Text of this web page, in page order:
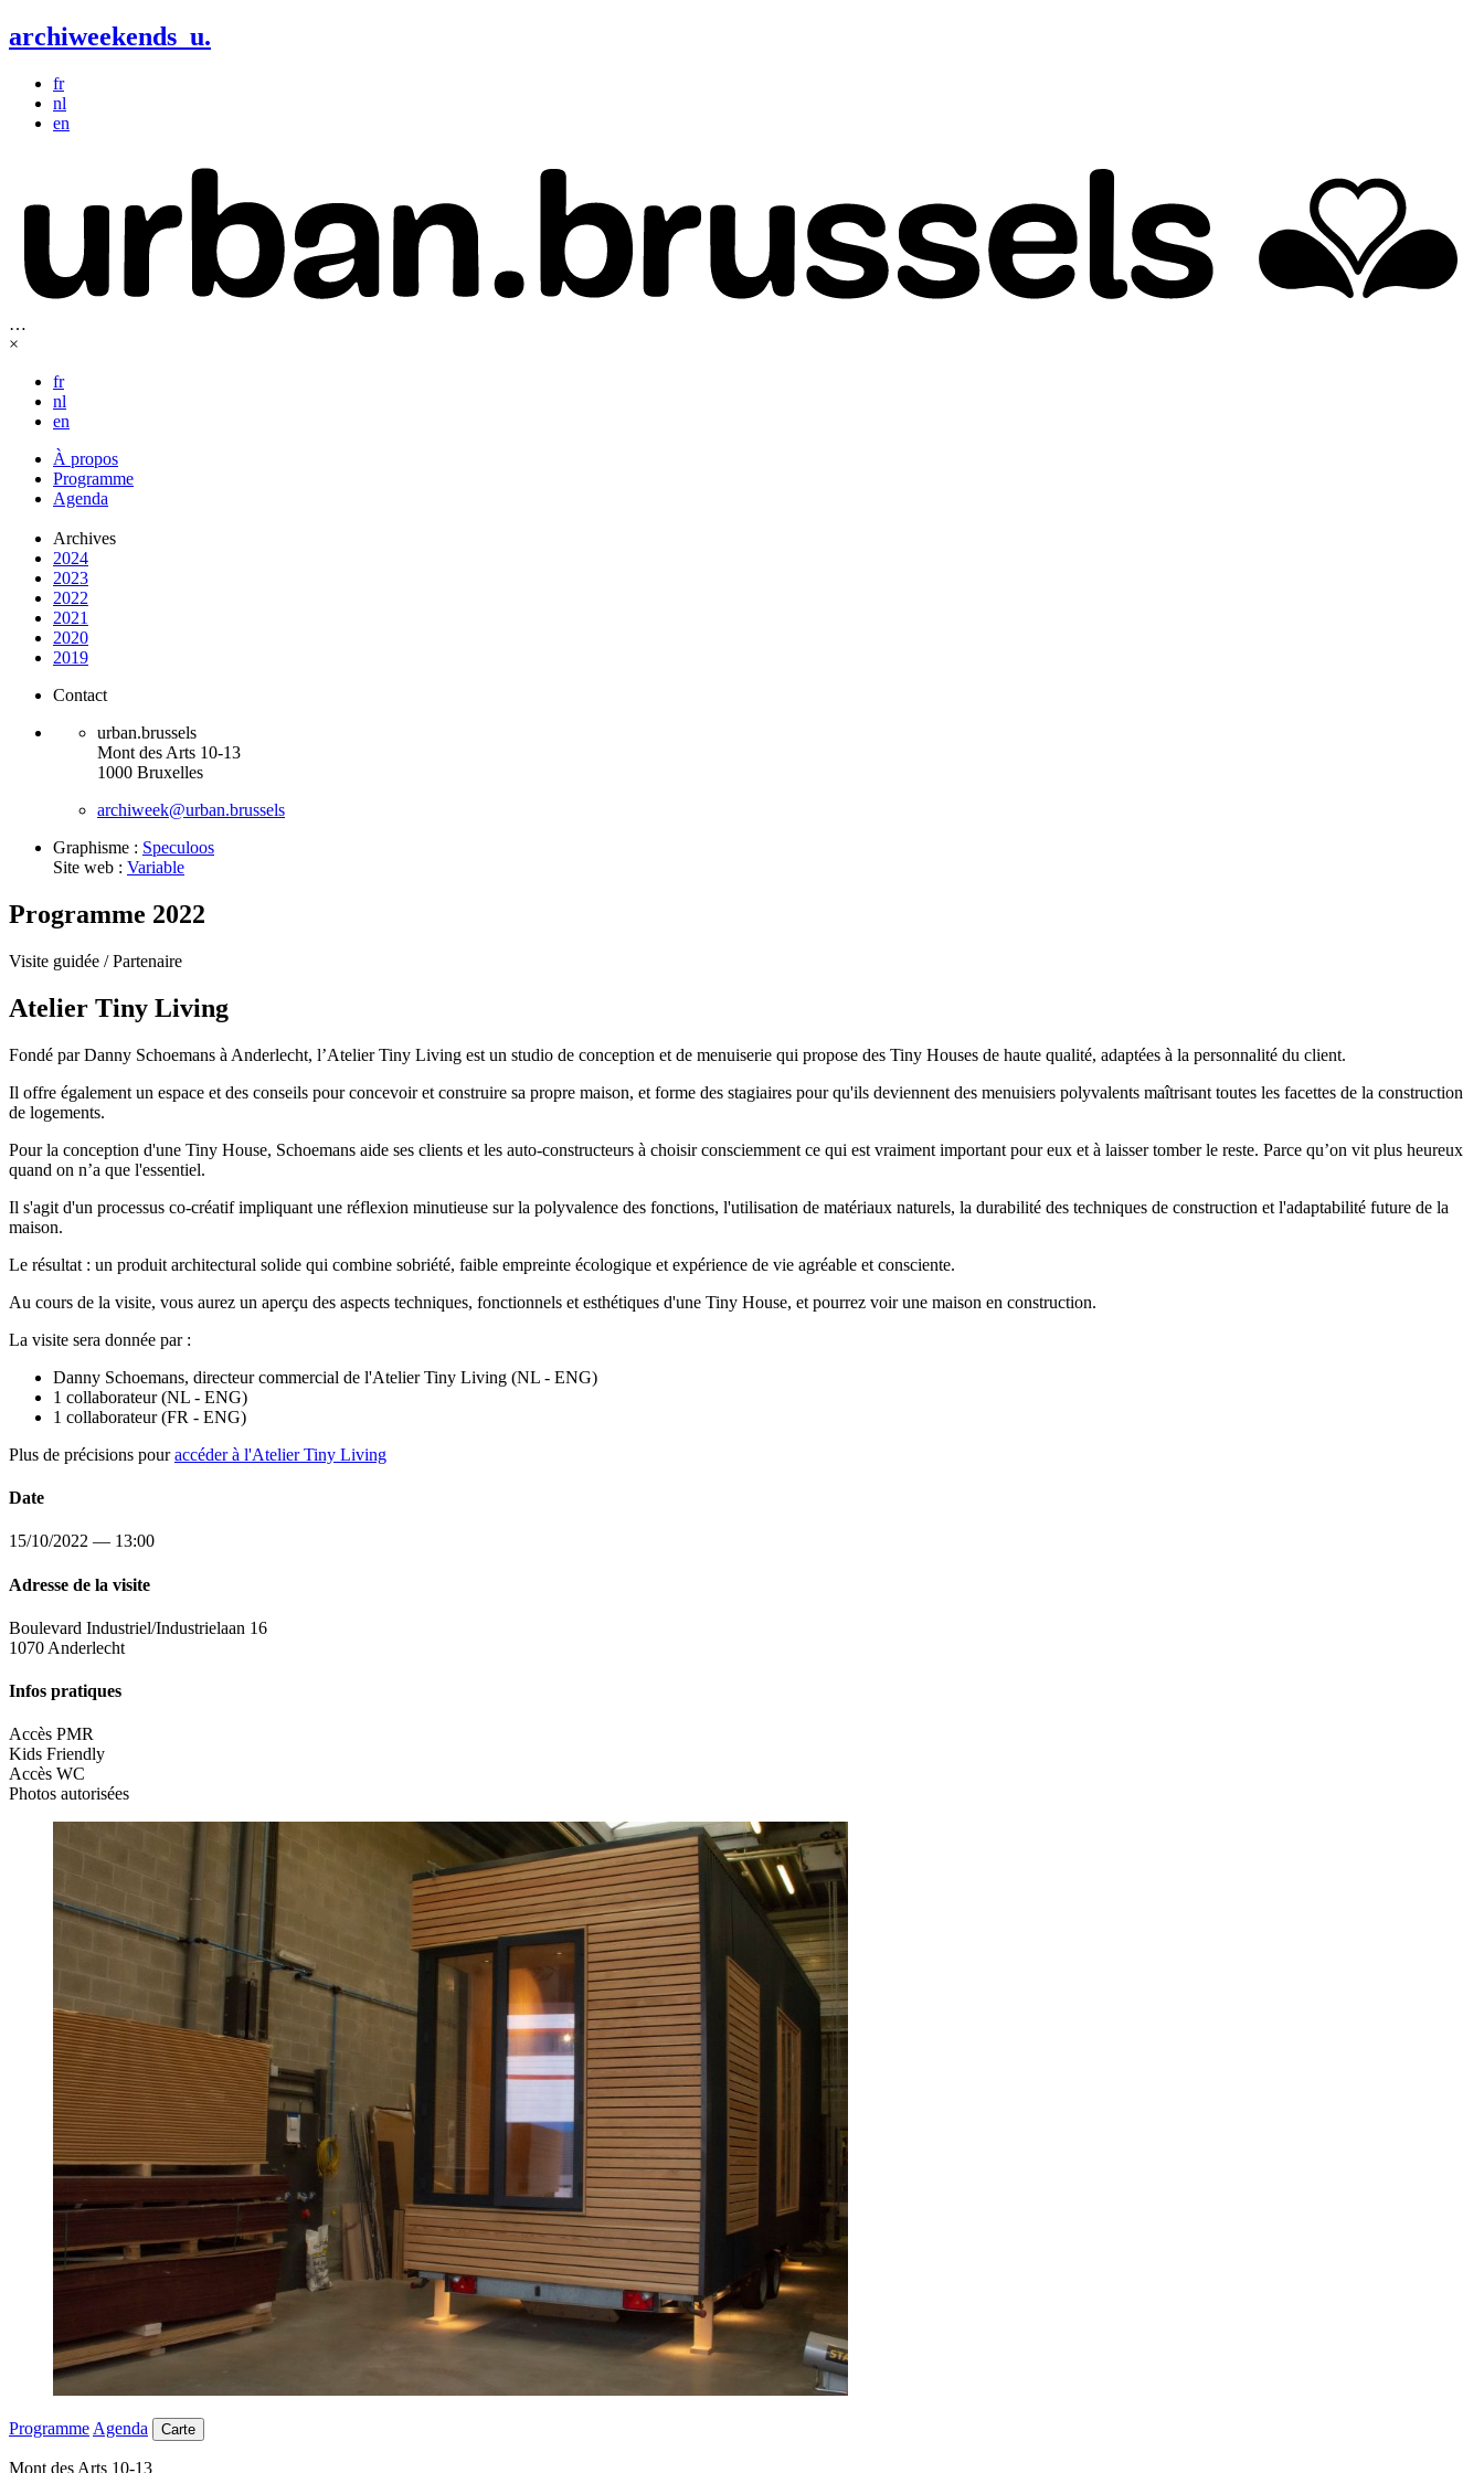
archiweekends u.
fr
nl
en
…
×
fr
nl
en
À propos
Programme
Agenda
Archives
2024
2023
2022
2021
2020
2019
Contact
urban.brussels
Mont des Arts 10-13
1000 Bruxelles
archiweek@urban.brussels
Graphisme : Speculoos
Site web : Variable
Programme 2022
Visite guidée /Partenaire
Atelier Tiny Living
Fondé par Danny Schoemans à Anderlecht, l’Atelier Tiny Living est un studio de conception et de menuiserie qui propose des Tiny Houses de haute qualité, adaptées à la personnalité du client.
Il offre également un espace et des conseils pour concevoir et construire sa propre maison, et forme des stagiaires pour qu'ils deviennent des menuisiers polyvalents maîtrisant toutes les facettes de la construction
de logements.
Pour la conception d'une Tiny House, Schoemans aide ses clients et les auto-constructeurs à choisir consciemment ce qui est vraiment important pour eux et à laisser tomber le reste. Parce qu’on vit plus heureux
quand on n’a que l'essentiel.
Il s'agit d'un processus co-créatif impliquant une réflexion minutieuse sur la polyvalence des fonctions, l'utilisation de matériaux naturels, la durabilité des techniques de construction et l'adaptabilité future de la
maison.
Le résultat : un produit architectural solide qui combine sobriété, faible empreinte écologique et expérience de vie agréable et consciente.
Au cours de la visite, vous aurez un aperçu des aspects techniques, fonctionnels et esthétiques d'une Tiny House, et pourrez voir une maison en construction.
La visite sera donnée par :
Danny Schoemans, directeur commercial de l'Atelier Tiny Living (NL - ENG)
1 collaborateur (NL - ENG)
1 collaborateur (FR - ENG)
Plus de précisions pouraccéder à l'Atelier Tiny Living
Date
15/10/2022 — 13:00
Adresse de la visite
Boulevard Industriel/Industrielaan 16
1070 Anderlecht
Infos pratiques
Accès PMR
Kids Friendly
Accès WC
Photos autorisées
Programme Agenda Carte
Mont des Arts 10-13